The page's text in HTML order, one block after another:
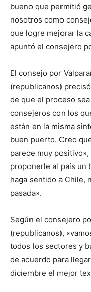
bueno que permitió
nosotros como
que logre mejorar la
apuntó el consejero
El consejo por
(republicanos)
de que el proceso
consejeros con los
están en la misma
buen puerto. Creo
parece muy
proponerle al país un
haga sentido a Chile,
pasada».
Según el consejero
(republicanos),
todos los sectores y
de acuerdo para
diciembre el mejor